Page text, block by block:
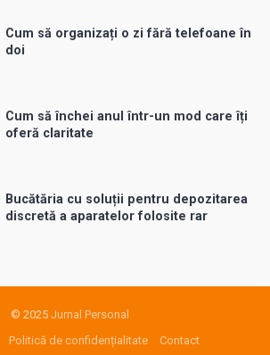
Cum să organizați o zi fără telefoane în
doi
Cum să închei anul într-un mod care îți
oferă claritate
Bucătăria cu soluții pentru depozitarea
discretă a aparatelor folosite rar
© 2025Jurnal Personal
Politică de confidențialitate Contact